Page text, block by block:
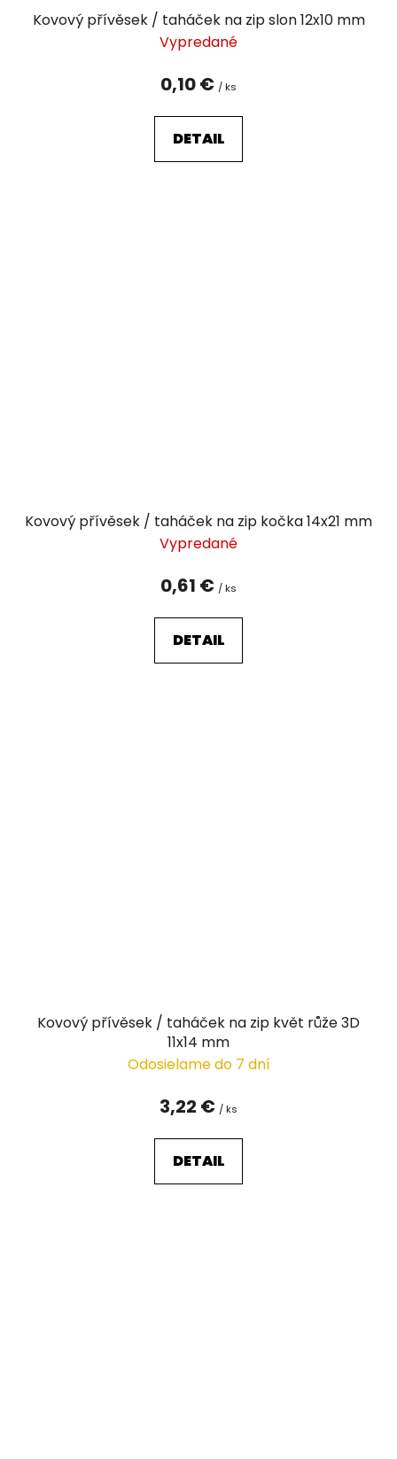
Kovový přívěsek / taháček na zip slon 12x10 mm
Vypredané
0,10 € / ks
DETAIL
Kovový přívěsek / taháček na zip kočka 14x21 mm
Vypredané
0,61 € / ks
DETAIL
Kovový přívěsek / taháček na zip květ růže 3D
11x14 mm
Odosielame do 7 dní
3,22 € / ks
DETAIL